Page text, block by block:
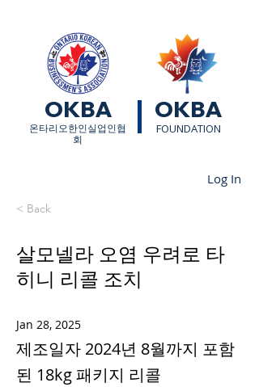
OKBA OKBA
​온타리오한인실업인협
회
FOUNDATION
Log In
< Back
살모넬라 오염 우려로 타
히니 리콜 조치
Jan 28, 2025
제조일자 2024년 8월까지 포함
된 18kg 패키지 리콜